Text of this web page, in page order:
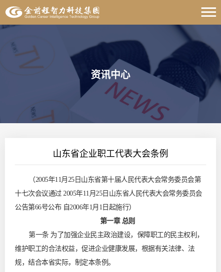
资讯中心
山东省企业职工代表大会条例
（2005年11月25日山东省第十届人民代表大会常务委员会第
十七次会议通过 2005年11月25日山东省人民代表大会常务委员会
公告第66号公布 自2006年1月1日起施行）
第一章 总则
第一条 为了加强企业民主政治建设，保障职工的民主权利，
维护职工的合法权益，促进企业健康发展，根据有关法律、法
规，结合本省实际，制定本条例。